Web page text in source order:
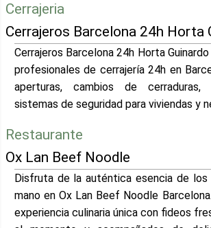
Cerrajeria
Cerrajeros Barcelona 24h Horta
Cerrajeros Barcelona 24h Horta
profesionales de cerrajería 24h en
aperturas, cambios de cerraduras,
sistemas de seguridad para viviendas y
Restaurante
Ox Lan Beef Noodle
Disfruta de la auténtica esencia de
mano en Ox Lan Beef Noodle
experiencia culinaria única con fideos